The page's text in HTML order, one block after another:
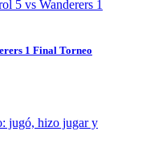
1 Final Torneo